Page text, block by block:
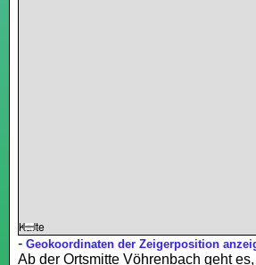
Karte
-Geokoordinaten der Zeigerposition
Ab der Ortsmitte Vöhrenbach geht